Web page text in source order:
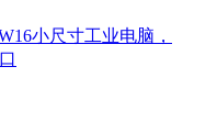
小尺寸工业电脑，